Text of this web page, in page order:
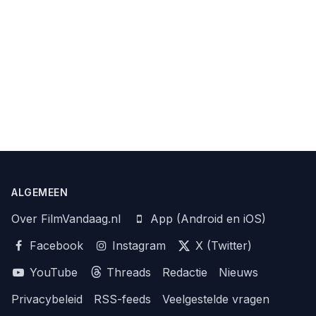
ALGEMEEN
Over FilmVandaag.nl
App (Android en iOS)
Facebook
Instagram
X (Twitter)
YouTube
Threads Redactie
Nieuws
Privacybeleid
RSS-feeds Veelgestelde vragen